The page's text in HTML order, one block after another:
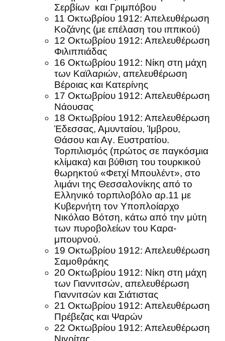
Σερβίων και Γριμπόβου
11 Οκτωβρίου 1912: Απελευθέρωση
Κοζάνης (με επέλαση του ιππικού)
12 Οκτωβρίου 1912: Απελευθέρωση
Φιλιππιάδας
16 Οκτωβρίου 1912: Νίκη στη μάχη
των Καϊλαριών, απελευθέρωση
Βέροιας και Κατερίνης
17 Οκτωβρίου 1912: Απελευθέρωση
Νάουσας
18 Οκτωβρίου 1912: Απελευθέρωση
Έδεσσας, Αμυνταίου, Ίμβρου,
Θάσου και Αγ. Ευστρατίου.
Τορπιλισμός (πρώτος σε παγκόσμια
κλίμακα) και βύθιση του τουρκικού
θωρηκτού «Φετχί Μπουλέντ», στο
λιμάνι της Θεσσαλονίκης από το
Ελληνικό τορπιλοβόλο αρ.11 με
Κυβερνήτη τον Υποπλοίαρχο
Νικόλαο Βότση, κάτω από την μύτη
των πυροβολείων του Καρα-
μπουρνού.
19 Οκτωβρίου 1912: Απελευθέρωση
Σαμοθράκης
20 Οκτωβρίου 1912: Νίκη στη μάχη
των Γιαννιτσών, απελευθέρωση
Γιαννιτσών και Σιάτιστας
21 Οκτωβρίου 1912: Απελευθέρωση
Πρέβεζας και Ψαρών
22 Οκτωβρίου 1912: Απελευθέρωση
Νιγρίτας